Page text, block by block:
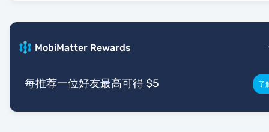
MobiMatter Rewards
每推荐一位好友最高可得 $5 了